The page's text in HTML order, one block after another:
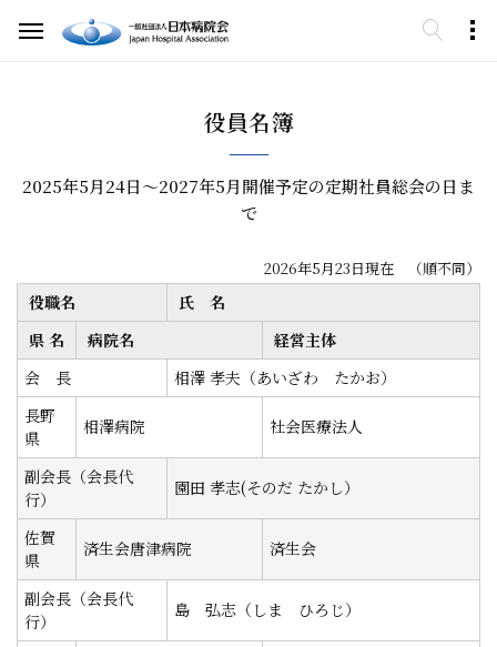
役員名簿
2025年5月24日～2027年5月開催予定の定期社員総会の日ま
で
2026年5月23日現在 （順不同）
役職名
氏 名
県 名
病院名
経営主体
会 長
相澤 孝夫（あいざわ たかお）
長野
県
相澤病院 社会医療法人
副会長（会長代
行）
園田 孝志(そのだ たかし）
佐賀
県
済生会唐津病院 済生会
副会長（会長代
行）
島 弘志（しま ひろじ）